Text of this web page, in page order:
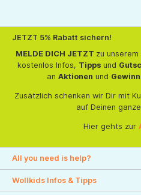
JETZT 5% Rabatt sichern!
MELDE DICH JETZT zu unserem
kostenlos Infos, Tippsund
an Aktionen und
Zusätzlich schenken wir Dir mit
auf Deinen
Hier gehts zur
All you need is help?
Wollkids Infos & Tipps